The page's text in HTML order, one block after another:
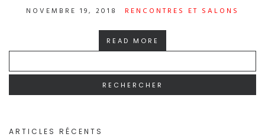
NOVEMBRE 19, 2018 RENCONTRES ET SALONS
READ MORE
RECHERCHER :
ARTICLES RÉCENTS